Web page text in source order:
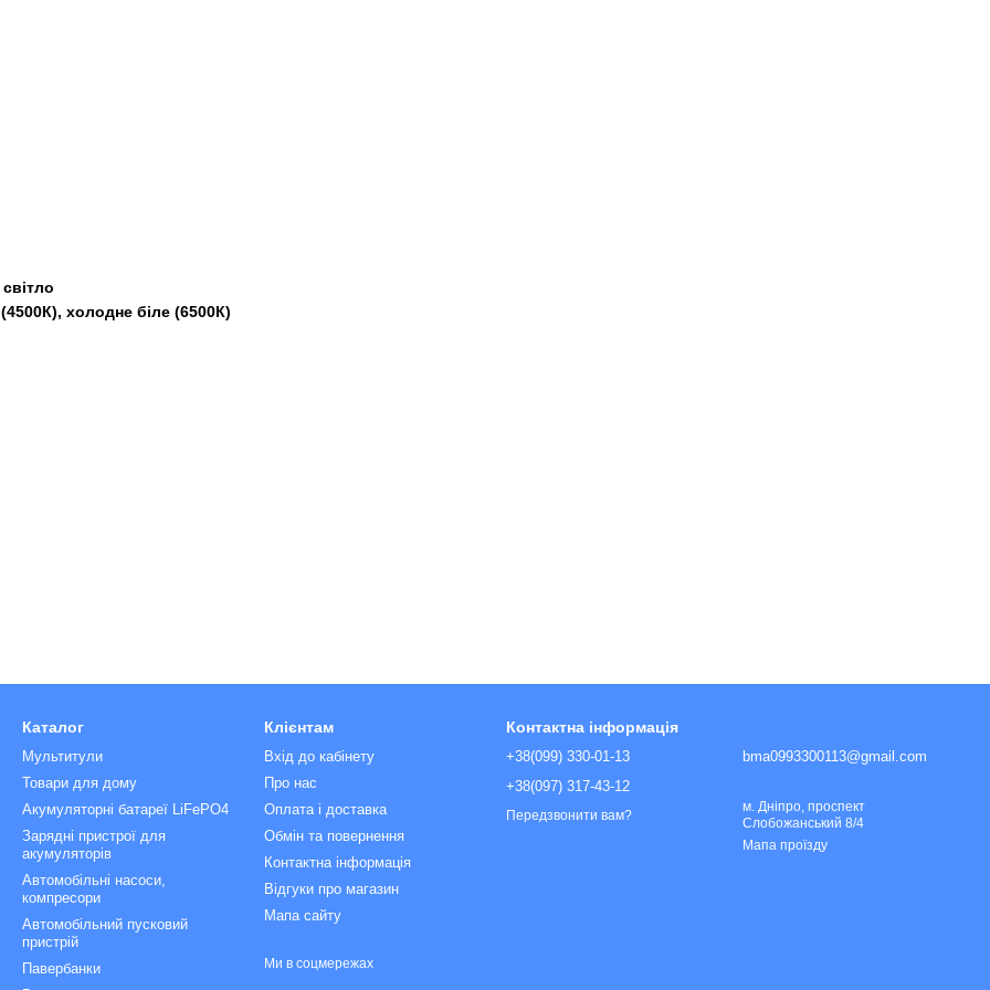
холодне біле (6500К)
Каталог
Мультитули
Товари для дому
Акумуляторні батареї LiFePO4
Зарядні пристрої для
акумуляторів
Автомобільні насоси,
компресори
Автомобільний пусковий
пристрій
Павербанки
Клієнтам
Вхід до кабінету
Про нас
Оплата і доставка
Обмін та повернення
Контактна інформація
Відгуки про магазин
Мапа сайту
Ми в соцмережах
Контактна інформація
+38(099) 330-01-13
+38(097) 317-43-12
Передзвонити вам?
bma0993300113@gmail.com
м. Дніпро, проспект
Слобожанський 8/4
Мапа проїзду